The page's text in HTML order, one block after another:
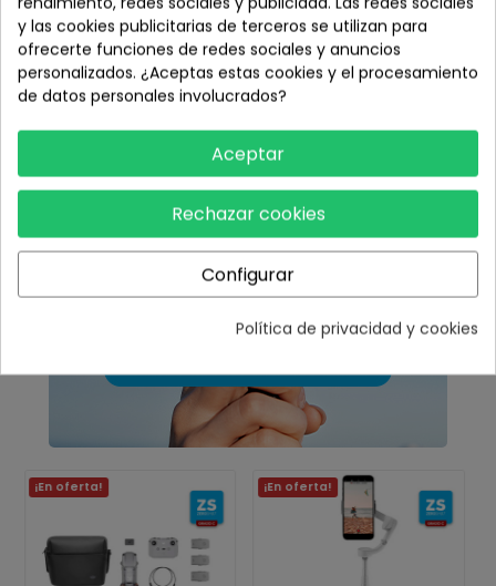
¡En oferta! ¡En oferta!
y las cookies publicitarias de terceros se utilizan para
ofrecerte funciones de redes sociales y anuncios
personalizados. ¿Aceptas estas cookies y el procesamiento
de datos personales involucrados?
Aceptar
Rechazar cookies
Configurar
Política de privacidad y cookies